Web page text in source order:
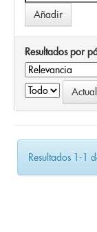
Resultados por
Resultados 1-1